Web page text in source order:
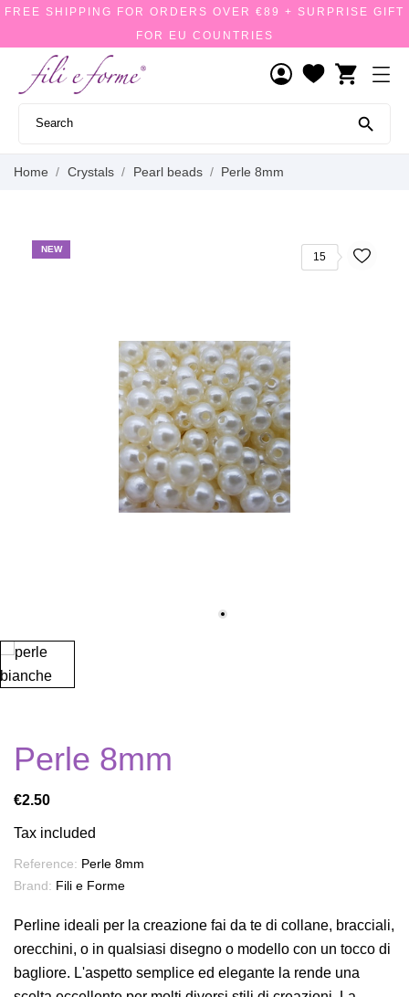
FREE SHIPPING FOR ORDERS OVER €89 + SURPRISE GIFT
FOR EU COUNTRIES
shopping_cart

Home Crystals Pearl beads Perle 8mm
NEW
15
Perle 8mm
€2.50
Tax included
Reference: Perle 8mm
Brand: Fili e Forme
Perline ideali per la creazione fai da te di collane, bracciali,
orecchini, o in qualsiasi disegno o modello con un tocco di
bagliore. L'aspetto semplice ed elegante la rende una